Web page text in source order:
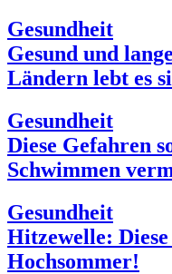
Gesundheit
Gesund und
Ländern lebt es
Gesundheit
Diese Gefahren
Schwimmen
Gesundheit
Hitzewelle:
Hochsommer!